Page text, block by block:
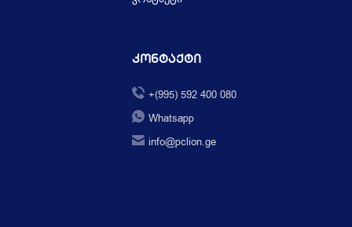
Კონტაქტი
+(995) 592 400 080
Whatsapp
info@pclion.ge